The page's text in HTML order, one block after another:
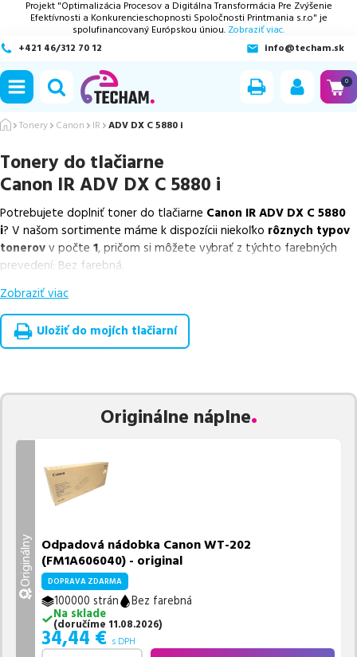
Projekt "Optimalizácia Procesov a Digitálna Transformácia Pre Zvýšenie
Efektívnosti a Konkurencieschopnosti Spoločnosti Printmania s.r.o" je
spolufinancovaný Európskou úniou. Zobraziť viac.
+421 46/312 70 12
info@techam.sk
0
Tonery Canon IR ADV DX C 5880 i
Tonery do tlačiarne
Canon IR ADV DX C 5880 i
Potrebujete doplniť toner do tlačiarne Canon IR ADV DX C 5880
i? V našom sortimente máme k dispozícii niekoľko rôznych typov
tonerovv počte 1, pričom si môžete vybrať z týchto farebných
prevedení: Bez farebná.
Z uvedeného množstva dostupných náplní
náplnev počte1ks.
Celá táto certifikovaná ponuka, spĺňajúca normy ISO 9001 a 14001,
Vieme, že pri nákupe zohráva dôležitú úlohu aj dostupnosť. Preto
pravidelne naskladňovať produkty, aby boli ihneď k
dispozícii na odoslanie.
ponuke 1 ks tonerov,
Ak si pri výbere nie ste istí, ktoré riešenie je pre vaše potreby
najvhodnejšie, alebo máte akékoľvek ďalšie otázky, môžete sa na
sme vám pomohli vybrať to najlepšie riešenie.
Zobraziť viac
Uložiť do mojích tlačiarní
Originálne náplne
Originálny Odpadová nádobka Canon WT-202
(FM1A606040) - original
DOPRAVA ZDARMA
100000 strán
Bez farebná
Na sklade
(doručíme 11.08.2026)
34,44 € s DPH